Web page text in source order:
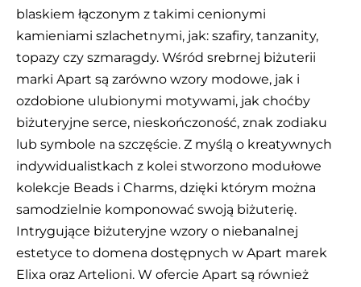
blaskiem łączonym z takimi cenionymi
kamieniami szlachetnymi, jak: szafiry, tanzanity,
topazy czy szmaragdy. Wśród srebrnej biżuterii
marki Apart są zarówno wzory modowe, jak i
ozdobione ulubionymi motywami, jak choćby
biżuteryjne serce, nieskończoność, znak zodiaku
lub symbole na szczęście. Z myślą o kreatywnych
indywidualistkach z kolei stworzono modułowe
kolekcje Beads i Charms, dzięki którym można
samodzielnie komponować swoją biżuterię.
Intrygujące biżuteryjne wzory o niebanalnej
estetyce to domena dostępnych w Apart marek
Elixa oraz Artelioni. W ofercie Apart są również